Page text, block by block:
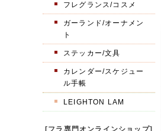
フレグランス/コスメ
ガーランド/オーナメン
ト
ステッカー/文具
カレンダー/スケジュー
ル手帳
LEIGHTON LAM
[フラ専門オンラインショップ]